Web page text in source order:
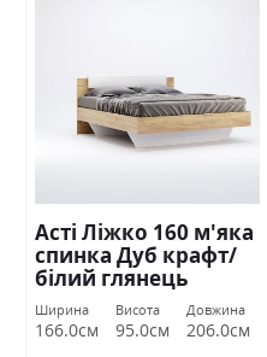
Асті Ліжко 160 м'яка
спинка Дуб крафт/
білий глянець
Міромарк
Ширина
166.0см
Висота
95.0см
Довжина
206.0см